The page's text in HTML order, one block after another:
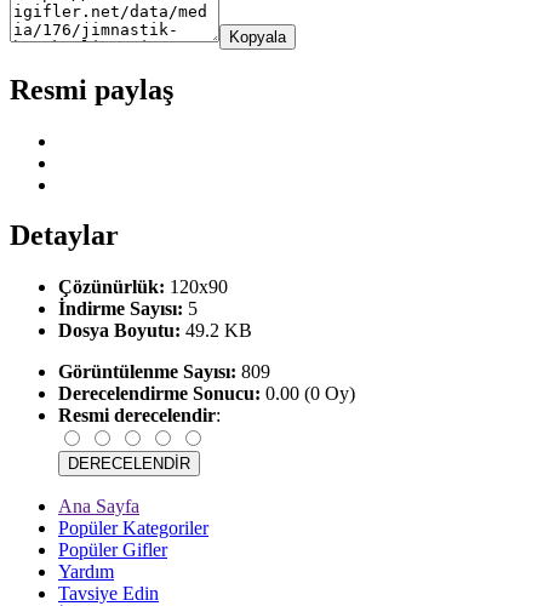
Kopyala
Resmi paylaş
Detaylar
Çözünürlük: 120x90
İndirme Sayısı: 5
Dosya Boyutu: 49.2 KB
Görüntülenme Sayısı: 809
Derecelendirme Sonucu: 0.00 (0 Oy)
Resmi derecelendir:
Ana Sayfa
Popüler Kategoriler
Popüler Gifler
Yardım
Tavsiye Edin